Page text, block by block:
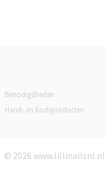
Benodigdheden
Hand- en Bodyproducten
© 2026 www.lillinailsnl.nl